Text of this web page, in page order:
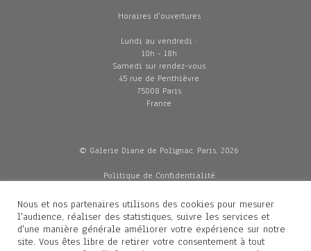
Horaires d'ouvertures
Lundi au vendredi :
10h - 18h
Samedi sur rendez-vous
45 rue de Penthièvre
75008 Paris
France
© Galerie Diane de Polignac, Paris, 2026
Politique de Confidentialité
Mentions légales
Livraisons
Nous et nos partenaires utilisons des cookies pour mesurer
l'audience, réaliser des statistiques, suivre les services et
d'une manière générale améliorer votre expérience sur notre
site. Vous êtes libre de retirer votre consentement à tout